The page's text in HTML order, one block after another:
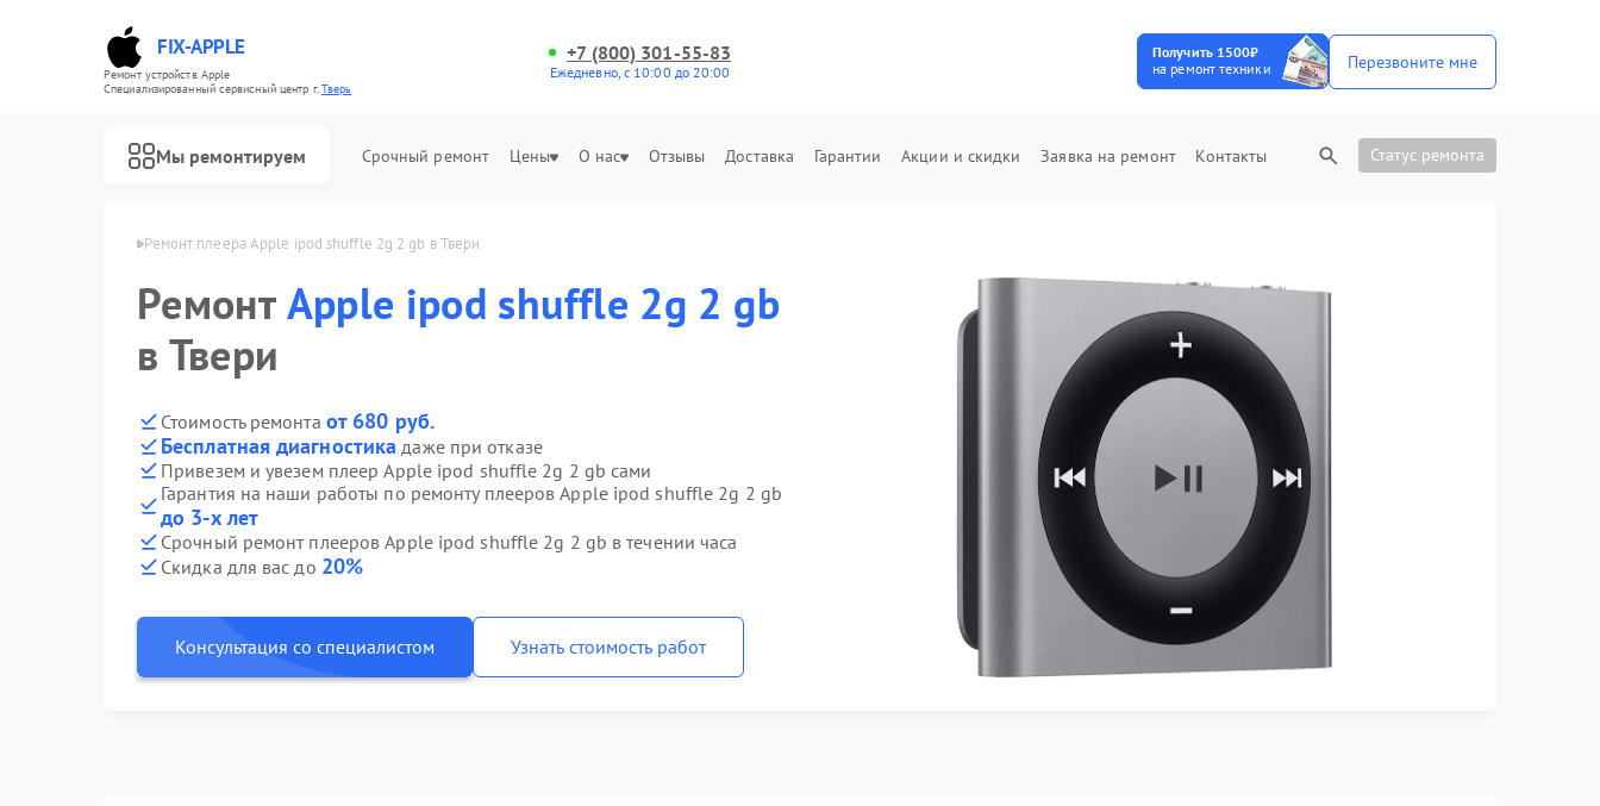
FIX-APPLE
Ремонт устройств Apple
Специализированный cервисный центр г.Тверь
+7 (800) 301-55-83
Ежедневно, с 10:00 до 20:00
Получить 1500₽
на ремонт техники
Перезвоните мне
Мы ремонтируем Срочный ремонт Цены О нас Отзывы Доставка Гарантии Акции и скидки Заявка на ремонт Контакты Статус ремонта
Ремонт плеера Apple ipod shuffle 2g 2 gb в Твери
РемонтApple ipod shuffle 2g 2 gb
в Твери
Стоимость ремонта от 680 руб.
Бесплатная диагностика даже при отказе
Привезем и увезем плеер Apple ipod shuffle 2g 2 gb сами
Гарантия на наши работы по ремонту плееров Apple ipod shuffle 2g 2 gb
до 3-х лет
Срочный ремонт плееров Apple ipod shuffle 2g 2 gb в течении часа
Скидка для вас до 20%
Консультация со специалистом Узнать стоимость работ